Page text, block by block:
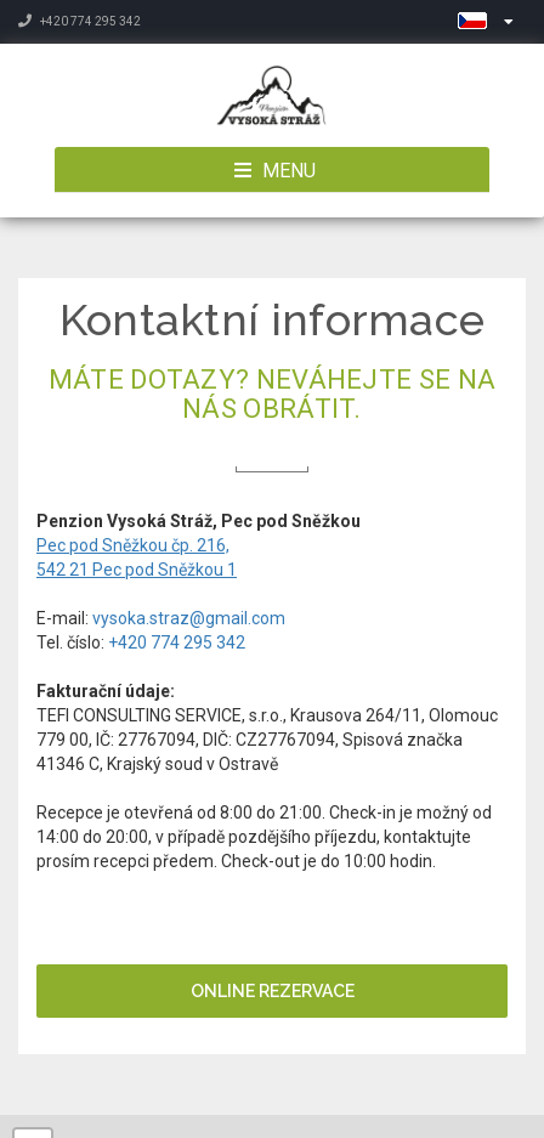
+420 774 295 342
MENU
Kontaktní informace
MÁTE DOTAZY? NEVÁHEJTE SE NA
NÁS OBRÁTIT.
Penzion Vysoká Stráž, Pec pod Sněžkou
Pec pod Sněžkou čp. 216,
542 21 Pec pod Sněžkou 1
E-mail: vysoka.straz@gmail.com
Tel. číslo: +420 774 295 342
Fakturační údaje:
TEFI CONSULTING SERVICE, s.r.o., Krausova 264/11, Olomouc
779 00, IČ: 27767094, DIČ: CZ27767094, Spisová značka
41346 C, Krajský soud v Ostravě
Recepce je otevřená od 8:00 do 21:00. Check-in je možný od
14:00 do 20:00, v případě pozdějšího příjezdu, kontaktujte
prosím recepci předem. Check-out je do 10:00 hodin.
ONLINE REZERVACE